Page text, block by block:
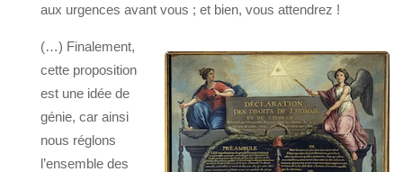
aux urgences avant vous ; et bien, vous attendrez !
(…) Finalement,
cette proposition
est une idée de
génie, car ainsi
nous réglons
l’ensemble des